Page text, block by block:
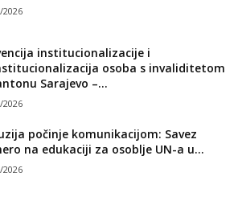
2026
institucionalizacije i
osoba s invaliditetom
Sarajevo –...
2026
počinje komunikacijom: Savez
na edukaciji za osoblje UN-a u...
2026